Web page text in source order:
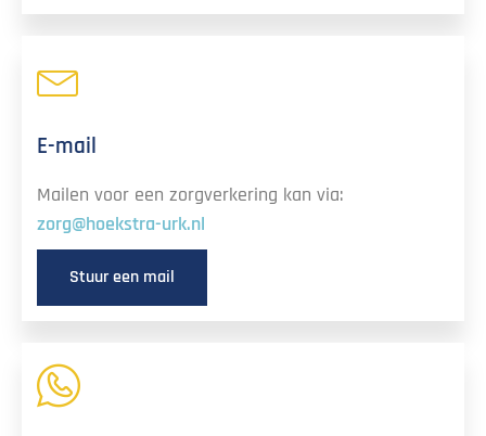
E-mail
Mailen voor een zorgverkering kan via:
zorg@hoekstra-urk.nl
Stuur een mail